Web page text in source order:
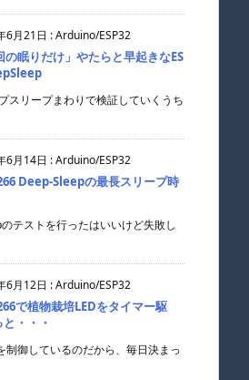
6月21日 :Arduino/ESP32
の眠りだけ」やたらと早起きなES
スリープまわりで検証していくうち
6月14日 :Arduino/ESP32
Deep-Sleepの最長スリープ時
テストを行ったはいいけど失敗し
6月12日 :Arduino/ESP32
で植物栽培LEDをタイマー駆
・・・
制御しているのだから、毎日決まっ